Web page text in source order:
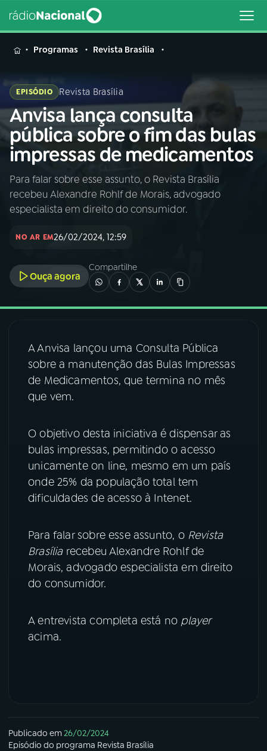
MENU
Buscar
na
Rádio
Nacional
Buscar
AO VIVO
05PODCASTS
07ÚLTIMAS
08 FESTIVAL DE MÚSICA
ACOMPANHE A RÁDIO NACIONAL
YouTube Facebook
Instagram
TikTok
Programas Revista Brasília
EPISÓDIO Revista Brasília
Anvisa lança consulta
pública sobre o fim das bulas
impressas de medicamentos
Para falar sobre esse assunto, o Revista Brasília
recebeu Alexandre Rohlf de Morais, advogado
especialista em direito do consumidor.
NO AR EM26/02/2024, 12:59
Ouça agora
Compartilhe
A Anvisa lançou uma Consulta Pública
sobre a manutenção das Bulas Impressas
de Medicamentos, que termina no mês
que vem.
O objetivo desta iniciativa é dispensar as
bulas impressas, permitindo o acesso
unicamente on line, mesmo em um país
onde 25% da população total tem
dificuldades de acesso à Intenet.
Para falar sobre esse assunto, oRevista
Brasíliarecebeu Alexandre Rohlf de
Morais, advogado especialista em direito
do consumidor.
A entrevista completa está no player
acima.
Publicado em26/02/2024
Episódio do programa Revista Brasília